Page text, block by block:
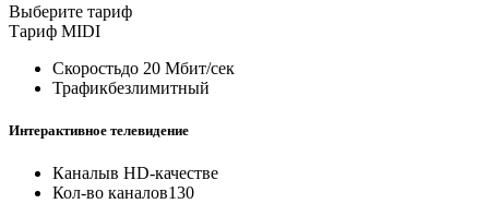
Выберите тариф
Тариф MIDI
Скоростьдо 20 Мбит/сек
Трафикбезлимитный
Интерактивное телевидение
Каналыв HD-качестве
Кол-во каналов130